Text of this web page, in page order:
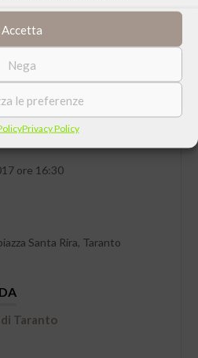
Accetta
Nega
le preferenze
Privacy Policy
ore 16:30
Santa Rira, Taranto
Taranto